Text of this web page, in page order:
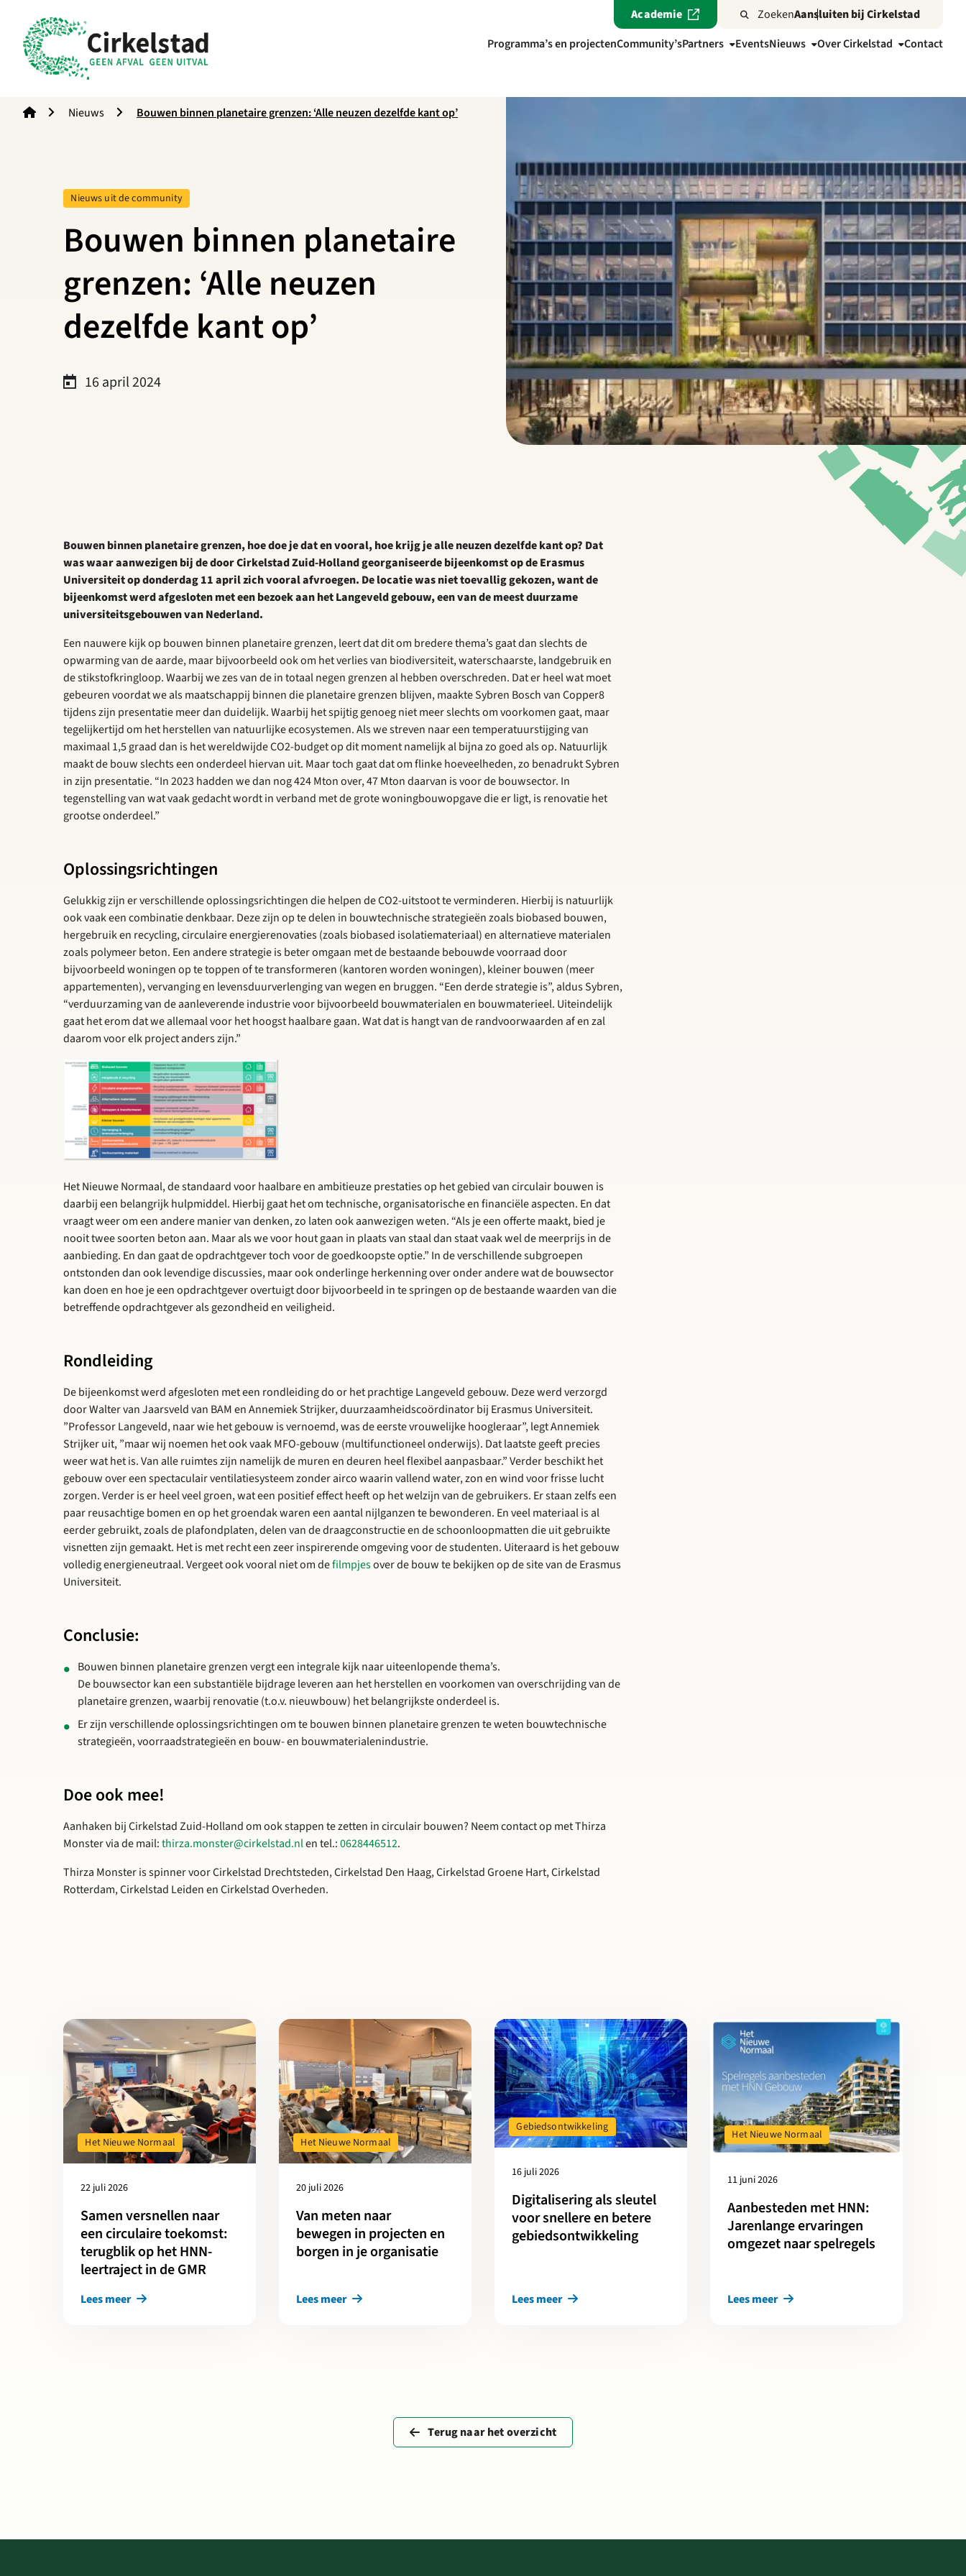
Academie ZoekenAansluiten bij Cirkelstad
Programma’s en projectenCommunity’sPartners EventsNieuws Over Cirkelstad Contact
Nieuws Bouwen binnen planetaire grenzen: ‘Alle neuzen dezelfde kant op’
Bouwen binnen planetaire
grenzen: ‘Alle neuzen
dezelfde kant op’
Tag:
Nieuws uit de community
16 april 2024
Bouwen binnen planetaire grenzen, hoe doe je dat en vooral, hoe krijg je alle neuzen dezelfde kant op? Dat
was waar aanwezigen bij de door Cirkelstad Zuid-Holland georganiseerde bijeenkomst op de Erasmus
Universiteit op donderdag 11 april zich vooral afvroegen. De locatie was niet toevallig gekozen, want de
bijeenkomst werd afgesloten met een bezoek aan het Langeveld gebouw, een van de meest duurzame
universiteitsgebouwen van Nederland.
Een nauwere kijk op bouwen binnen planetaire grenzen, leert dat dit om bredere thema’s gaat dan slechts de
opwarming van de aarde, maar bijvoorbeeld ook om het verlies van biodiversiteit, waterschaarste, landgebruik en
de stikstofkringloop. Waarbij we zes van de in totaal negen grenzen al hebben overschreden. Dat er heel wat moet
gebeuren voordat we als maatschappij binnen die planetaire grenzen blijven, maakte Sybren Bosch van Copper8
tijdens zijn presentatie meer dan duidelijk. Waarbij het spijtig genoeg niet meer slechts om voorkomen gaat, maar
tegelijkertijd om het herstellen van natuurlijke ecosystemen. Als we streven naar een temperatuurstijging van
maximaal 1,5 graad dan is het wereldwijde CO2-budget op dit moment namelijk al bijna zo goed als op. Natuurlijk
maakt de bouw slechts een onderdeel hiervan uit. Maar toch gaat dat om flinke hoeveelheden, zo benadrukt Sybren
in zijn presentatie. “In 2023 hadden we dan nog 424 Mton over, 47 Mton daarvan is voor de bouwsector. In
tegenstelling van wat vaak gedacht wordt in verband met de grote woningbouwopgave die er ligt, is renovatie het
grootse onderdeel.”
Oplossingsrichtingen
Gelukkig zijn er verschillende oplossingsrichtingen die helpen de CO2-uitstoot te verminderen. Hierbij is natuurlijk
ook vaak een combinatie denkbaar. Deze zijn op te delen in bouwtechnische strategieën zoals biobased bouwen,
hergebruik en recycling, circulaire energierenovaties (zoals biobased isolatiemateriaal) en alternatieve materialen
zoals polymeer beton. Een andere strategie is beter omgaan met de bestaande bebouwde voorraad door
bijvoorbeeld woningen op te toppen of te transformeren (kantoren worden woningen), kleiner bouwen (meer
appartementen), vervanging en levensduurverlenging van wegen en bruggen. “Een derde strategie is”, aldus Sybren,
“verduurzaming van de aanleverende industrie voor bijvoorbeeld bouwmaterialen en bouwmaterieel. Uiteindelijk
gaat het erom dat we allemaal voor het hoogst haalbare gaan. Wat dat is hangt van de randvoorwaarden af en zal
daarom voor elk project anders zijn.”
Het Nieuwe Normaal, de standaard voor haalbare en ambitieuze prestaties op het gebied van circulair bouwen is
daarbij een belangrijk hulpmiddel. Hierbij gaat het om technische, organisatorische en financiële aspecten. En dat
vraagt weer om een andere manier van denken, zo laten ook aanwezigen weten. “Als je een offerte maakt, bied je
nooit twee soorten beton aan. Maar als we voor hout gaan in plaats van staal dan staat vaak wel de meerprijs in de
aanbieding. En dan gaat de opdrachtgever toch voor de goedkoopste optie.” In de verschillende subgroepen
ontstonden dan ook levendige discussies, maar ook onderlinge herkenning over onder andere wat de bouwsector
kan doen en hoe je een opdrachtgever overtuigt door bijvoorbeeld in te springen op de bestaande waarden van die
betreffende opdrachtgever als gezondheid en veiligheid.
Rondleiding
De bijeenkomst werd afgesloten met een rondleiding do or het prachtige Langeveld gebouw. Deze werd verzorgd
door Walter van Jaarsveld van BAM en Annemiek Strijker, duurzaamheidscoördinator bij Erasmus Universiteit.
”Professor Langeveld, naar wie het gebouw is vernoemd, was de eerste vrouwelijke hoogleraar”, legt Annemiek
Strijker uit, ”maar wij noemen het ook vaak MFO-gebouw (multifunctioneel onderwijs). Dat laatste geeft precies
weer wat het is. Van alle ruimtes zijn namelijk de muren en deuren heel flexibel aanpasbaar.” Verder beschikt het
gebouw over een spectaculair ventilatiesysteem zonder airco waarin vallend water, zon en wind voor frisse lucht
zorgen. Verder is er heel veel groen, wat een positief effect heeft op het welzijn van de gebruikers. Er staan zelfs een
paar reusachtige bomen en op het groendak waren een aantal nijlganzen te bewonderen. En veel materiaal is al
eerder gebruikt, zoals de plafondplaten, delen van de draagconstructie en de schoonloopmatten die uit gebruikte
visnetten zijn gemaakt. Het is met recht een zeer inspirerende omgeving voor de studenten. Uiteraard is het gebouw
volledig energieneutraal. Vergeet ook vooral niet om defilmpjesover de bouw te bekijken op de site van de Erasmus
Universiteit.
Conclusie:
Bouwen binnen planetaire grenzen vergt een integrale kijk naar uiteenlopende thema’s.
De bouwsector kan een substantiële bijdrage leveren aan het herstellen en voorkomen van overschrijding van de
planetaire grenzen, waarbij renovatie (t.o.v. nieuwbouw) het belangrijkste onderdeel is.
Er zijn verschillende oplossingsrichtingen om te bouwen binnen planetaire grenzen te weten bouwtechnische
strategieën, voorraadstrategieën en bouw- en bouwmaterialenindustrie.
Doe ook mee!
Aanhaken bij Cirkelstad Zuid-Holland om ook stappen te zetten in circulair bouwen? Neem contact op met Thirza
Monster via de mail:thirza.monster@cirkelstad.nlen tel.:0628446512.
Thirza Monster is spinner voor Cirkelstad Drechtsteden, Cirkelstad Den Haag, Cirkelstad Groene Hart, Cirkelstad
Rotterdam, Cirkelstad Leiden en Cirkelstad Overheden.
22 juli 2026
Samen versnellen naar
een circulaire toekomst:
terugblik op het HNN-
leertraject in de GMR
Het Nieuwe Normaal
Lees meer
Lees meer over Samen versnellen naar een circulaire toekomst: terugblik op het HNN-leertraject in de GMR
20 juli 2026
Van meten naar
bewegen in projecten en
borgen in je organisatie
Het Nieuwe Normaal
Lees meer
Lees meer over Van meten naar bewegen in projecten en borgen in je organisatie
16 juli 2026
Digitalisering als sleutel
voor snellere en betere
gebiedsontwikkeling
Gebiedsontwikkeling
Lees meer
Lees meer over Digitalisering als sleutel voor snellere en betere gebiedsontwikkeling
11 juni 2026
Aanbesteden met HNN:
Jarenlange ervaringen
omgezet naar spelregels
Het Nieuwe Normaal
Lees meer
Lees meer over Aanbesteden met HNN: Jarenlange
Terug naar het overzicht